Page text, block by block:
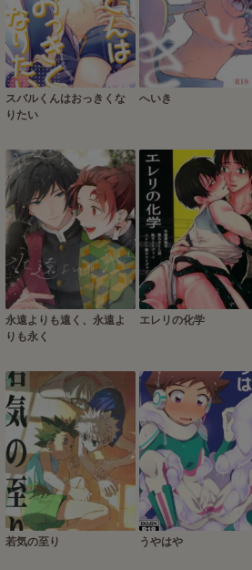
スバルくんはおっきくな
りたい
へいき
永遠よりも遠く、永遠よ
りも永く
エレリの化学
若気の至り うやはや